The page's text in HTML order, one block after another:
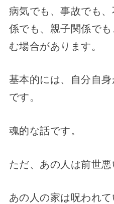
病気でも、事故でも
係でも、親子関係で
む場合があります。
基本的には、自分自
です。
魂的な話です。
ただ、あの人は前世
あの人の家は呪われ